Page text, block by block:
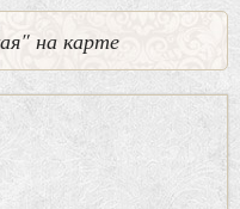
на карте